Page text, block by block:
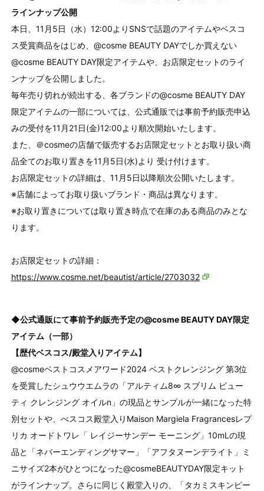
ラインナップ公開
本日、11月5日（水）12:00よりSNSで話題のアイテムやベスコ
ス受賞商品をはじめ、@cosme BEAUTY DAYでしか買えない
@cosme BEAUTY DAY限定アイテムや、お店限定セットのライ
ンナップを公開しました。
毎年売り切れが続出する、各ブランドの@cosme BEAUTY DAY
限定アイテムの一部については、公式通販では事前予約販売申込
みの受付を11月21日(金)12:00より順次開始いたします。
また、＠cosmeの店舗で販売するお店限定セットとお取り扱い商
品全てのお取り置きを11月5日(水)より 受け付けます。
お店限定セットの詳細は、11月5日以降順次公開いたします。
※店舗によってお取り扱いブランド・商品は異なります。
※お取り置きについては取り置き時点で在庫のある商品のみとな
ります。
お店限定セットの詳細：
https://www.cosme.net/beautist/article/2703032
◆公式通販にて事前予約販売予定の@cosme BEAUTY DAY限定
アイテム（一部）
【歴代ベスコス/殿堂入りアイテム】
@cosmeベストコスメアワード2024 ベストクレンジング 第3位
を受賞したシュウウエムラの「アルティム8∞ スブリム ビュー
ティ クレンジング オイルn」の現品とサンプルが一緒になった特
別セットや、べスコス殿堂入りMaison Margiela Fragrancesレプ
リカ オードトワレ「 レイジーサンデー モーニング」10mLの現
品と「ネバーエンディングサマー」「アフタヌーンデライト」ミ
ニサイズ2本がひとつになった@cosmeBEAUTYDAY限定キット
がラインナップ。さらに同じく殿堂入りの、「タカミスキンピー